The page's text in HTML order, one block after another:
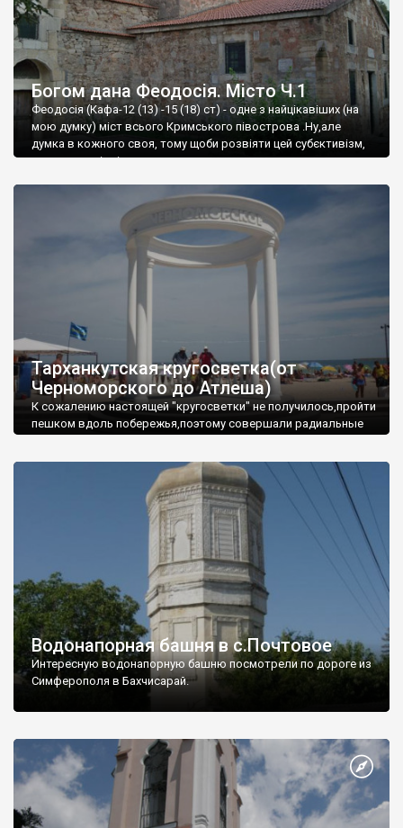
Богом дана Феодосія. Місто Ч.1
Феодосія (Кафа-12 (13) -15 (18) ст) - одне з найцікавіших (на
мою думку) міст всього Кримського півострова .Ну,але
думка в кожного своя, тому щоби розвіяти цей субєктивізм,
запрошую відвідати це
Тарханкутская кругосветка(от
Черноморского до Атлеша)
К сожалению настоящей "кругосветки" не получилось,пройти
пешком вдоль побережья,поэтому совершали радиальные
Водонапорная башня в с.Почтовое
Интересную водонапорную башню посмотрели по дороге из
Симферополя в Бахчисарай.